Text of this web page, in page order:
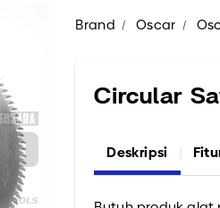
Industri Kayu
Industri Logam
Brand Oscar
Circular
Deskripsi